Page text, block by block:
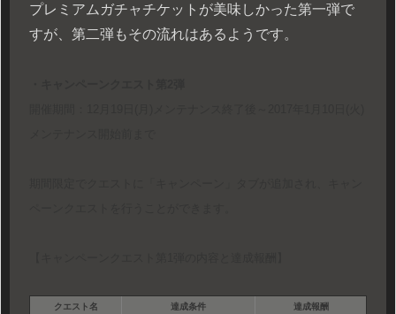
プレミアムガチャチケットが美味しかった第一弾で
すが、第二弾もその流れはあるようです。
クエスト名 達成条件 達成報酬